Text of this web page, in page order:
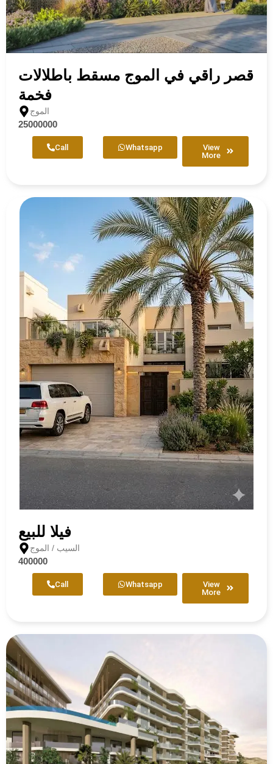
قصر راقي في الموج مسقط باطلالات
فخمة
الموج
25000000
Call Whatsapp
View
More
فيلا للبيع
السيب / الموج
400000
Call Whatsapp
View
More